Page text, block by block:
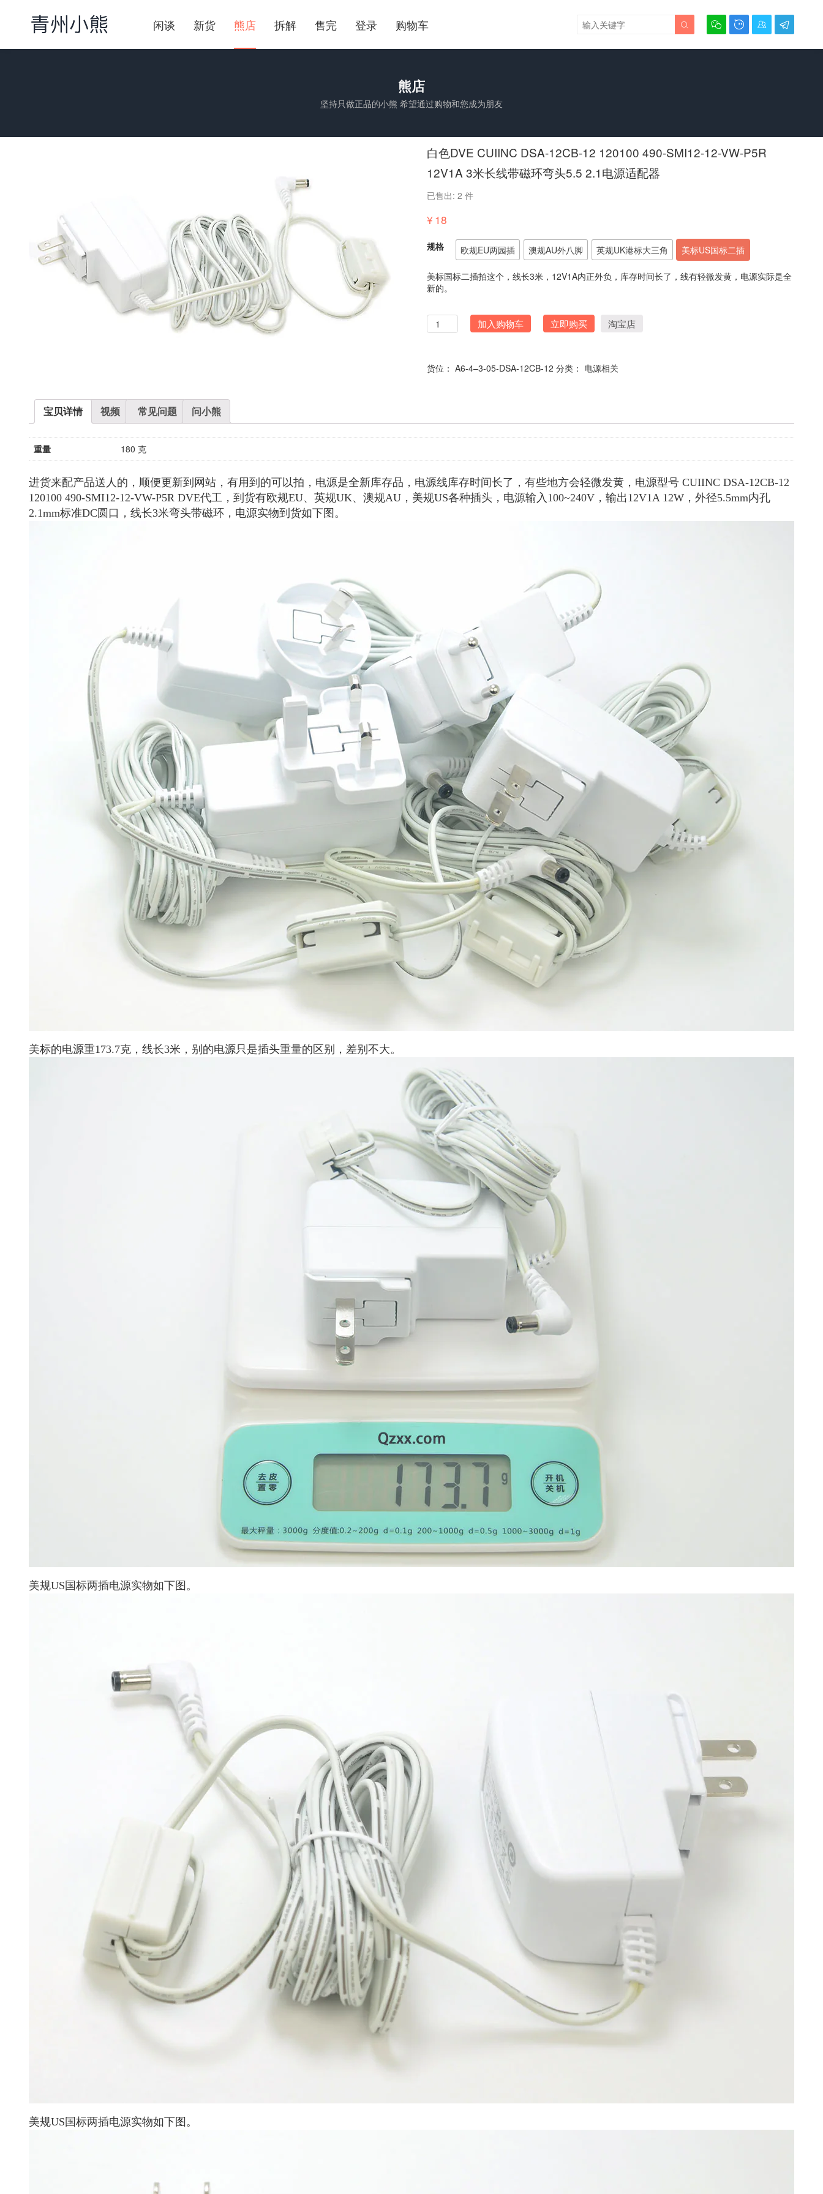
闲谈 新货 熊店 拆解 售完 登录 购物车    

熊店
坚持只做正品的小熊 希望通过购物和您成为朋友
白色DVE CUIINC DSA-12CB-12 120100 490-SMI12-12-VW-P5R
12V1A 3米长线带磁环弯头5.5 2.1电源适配器
已售出: 2 件
¥18
规格 欧规EU两园插 澳规AU外八脚 英规UK港标大三角 美标US国标二插
美标国标二插拍这个，线长3米，12V1A内正外负，库存时间长了，线有轻微发黄，电源实际是全
新的。
量
加入购物车 立即购买 淘宝店
货位： A6-4–3-05-DSA-12CB-12 分类： 电源相关
宝贝详情 视频 常见问题 问小熊
重量 180 克
进货来配产品送人的，顺便更新到网站，有用到的可以拍，电源是全新库存品，电源线库存时间长了，有些地方会轻微发黄，电源型号 CUIINC DSA-12CB-12
120100 490-SMI12-12-VW-P5R DVE代工，到货有欧规EU、英规UK、澳规AU，美规US各种插头，电源输入100~240V，输出12V1A 12W，外径5.5mm内孔
2.1mm标准DC圆口，线长3米弯头带磁环，电源实物到货如下图。
美标的电源重173.7克，线长3米，别的电源只是插头重量的区别，差别不大。
美规US国标两插电源实物如下图。
美规US国标两插电源实物如下图。